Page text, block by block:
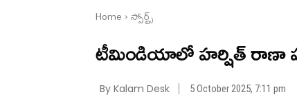
Home స్పోర్ట్స్‌
టీమిండియాలో హర్షిత్ రాణా
By Kalam Desk 5 October 2025, 7:11 pm